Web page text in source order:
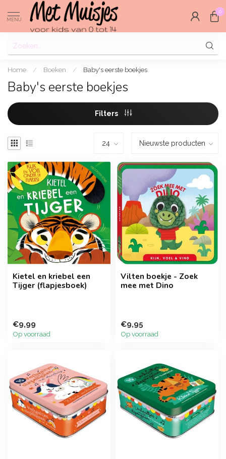
MENU
0
Home / Boeken / Baby's eerste boekjes
Baby's eerste boekjes
Filters
Kietel en kriebel een
Tijger (flapjesboek)
€9,99
Op voorraad
Vilten boekje - Zoek
mee met Dino
€9,95
Op voorraad